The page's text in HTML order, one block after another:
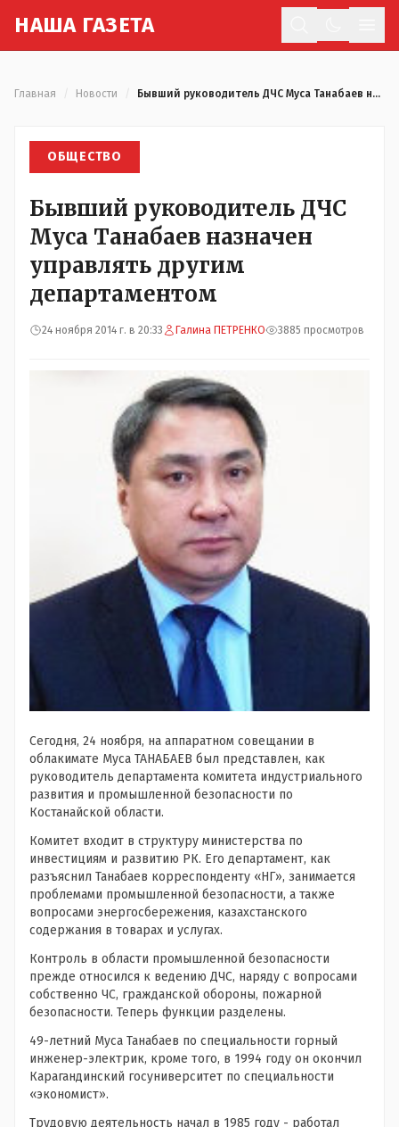
НАША ГАЗЕТА
Главная Новости Бывший руководитель ДЧС Муса Танабаев назначен управлять другим департаментом
ОБЩЕСТВО
Бывший руководитель ДЧС
Муса Танабаев назначен
управлять другим
департаментом
24 ноября 2014 г. в 20:33 Галина ПЕТРЕНКО 3885 просмотров
Сегодня, 24 ноября, на аппаратном совещании в
облакимате Муса ТАНАБАЕВ был представлен, как
руководитель департамента комитета индустриального
развития и промышленной безопасности по
Костанайской области.
Комитет входит в структуру министерства по
инвестициям и развитию РК. Его департамент, как
разъяснил Танабаев корреспонденту «НГ», занимается
проблемами промышленной безопасности, а также
вопросами энергосбережения, казахстанского
содержания в товарах и услугах.
Контроль в области промышленной безопасности
прежде относился к ведению ДЧС, наряду с вопросами
собственно ЧС, гражданской обороны, пожарной
безопасности. Теперь функции разделены.
49-летний Муса Танабаев по специальности горный
инженер-электрик, кроме того, в 1994 году он окончил
Карагандинский госуниверситет по специальности
«экономист».
Трудовую деятельность начал в 1985 году - работал